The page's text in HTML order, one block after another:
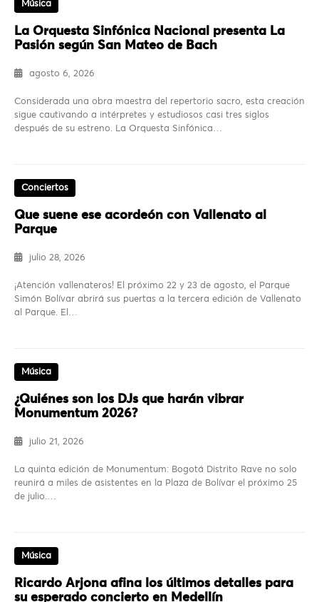
Música
La Orquesta Sinfónica Nacional presenta La
Pasión según San Mateo de Bach
agosto 6, 2026
Considerada una obra maestra del repertorio sacro, esta creación
sigue cautivando a intérpretes y estudiosos casi tres siglos
después de su estreno. La Orquesta Sinfónica…
Conciertos
Que suene ese acordeón con Vallenato al
Parque
julio 28, 2026
¡Atención vallenateros! El próximo 22 y 23 de agosto, el Parque
Simón Bolívar abrirá sus puertas a la tercera edición de Vallenato
al Parque. El…
Música
¿Quiénes son los DJs que harán vibrar
Monumentum 2026?
julio 21, 2026
La quinta edición de Monumentum: Bogotá Distrito Rave no solo
reunirá a miles de asistentes en la Plaza de Bolívar el próximo 25
de julio.…
Música
Ricardo Arjona afina los últimos detalles para
su esperado concierto en Medellín